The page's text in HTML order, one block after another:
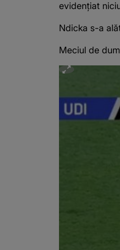
evidențiat
Ndicka s-a
Meciul de